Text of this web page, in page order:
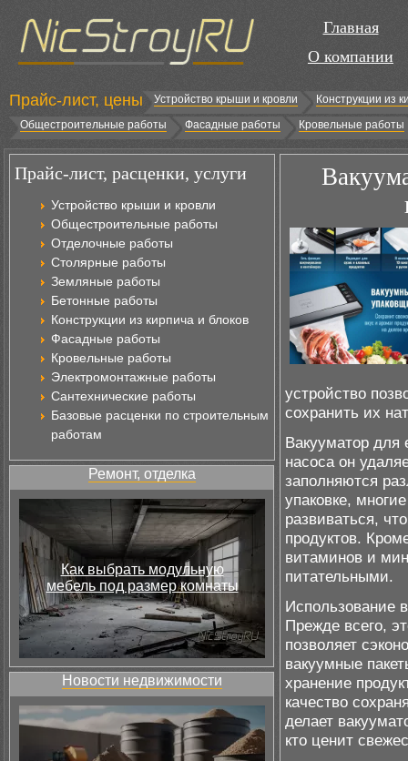
Главная
О компании
Прайс-лист, цены Устройство крыши и кровли
Конструкции из
Общестроительные работы
Фасадные работы Кровельные работы
Прайс-лист, расценки, услуги
Устройство крыши и кровли
Общестроительные работы
Отделочные работы
Столярные работы
Земляные работы
Бетонные работы
Конструкции из кирпича и блоков
Фасадные работы
Кровельные работы
Электромонтажные работы
Сантехнические работы
Базовые расценки по строительным
работам
Ремонт, отделка
Как выбрать модульную
мебель под размер комнаты
Новости недвижимости
устройство
сохранить их
Вакууматор
насоса он
заполняются
упаковке,
развиваться,
продуктов.
витаминов и
питательными.
Использование
Прежде всего,
позволяет
вакуумные
хранение
качество
делает
кто ценит